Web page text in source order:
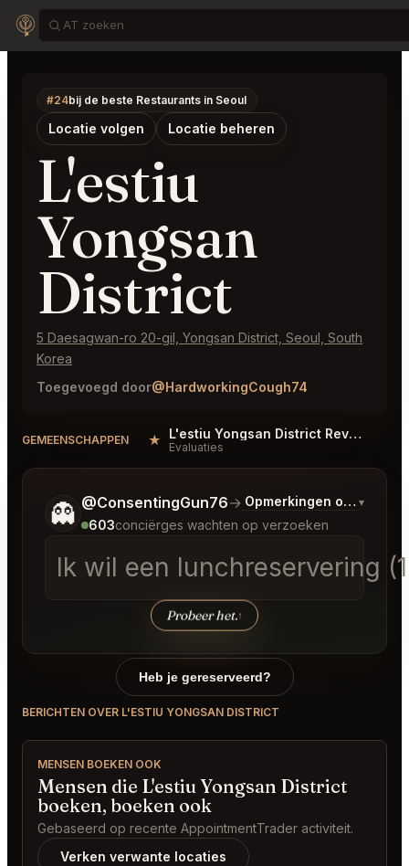
#24bij de beste Restaurants in Seoul
Locatie volgen Locatie beheren
L'estiu
Yongsan
District
5 Daesagwan-ro 20-gil, Yongsan District, Seoul, South
Korea
Toegevoegd door@HardworkingCough74
GEMEENSCHAPPEN ★ L'estiu Yongsan District Reviews
Evaluaties
👻 @ConsentingGun76→ Opmerkingen over
▾
603conciërges wachten op verzoeken
Ik wil een lunchreservering
Probeer het.↑
Vertel me wat je wilt.
Heb je gereserveerd?
BERICHTEN OVER L'ESTIU YONGSAN DISTRICT
MENSEN BOEKEN OOK
Mensen die L'estiu Yongsan District
boeken, boeken ook
Gebaseerd op recente AppointmentTrader activiteit.
Verken verwante locaties